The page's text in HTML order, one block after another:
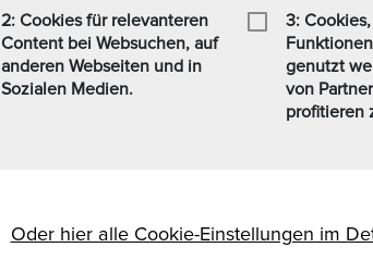
2: Cookies für relevanteren
Content bei Websuchen, auf
anderen Webseiten und in
Sozialen Medien.
3:
genutzt
von
profitieren
Oder hier alle Cookie-Einstellungen im